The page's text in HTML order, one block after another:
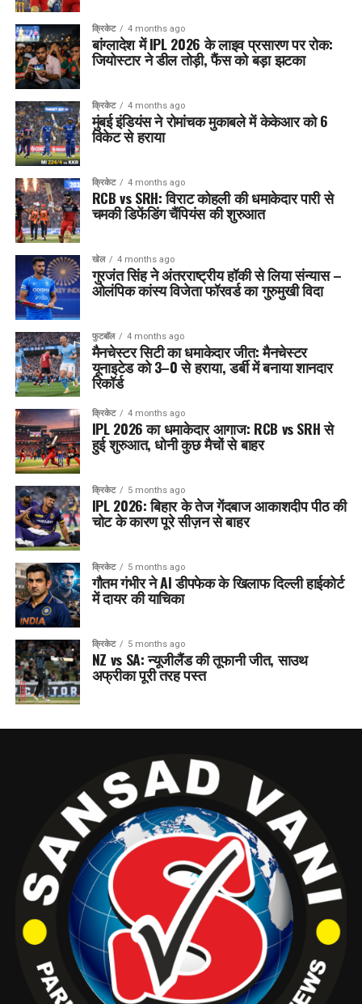
क्रिकेट 4 months ago
बांग्लादेश में IPL 2026 के लाइव प्रसारण पर रोक:
जियोस्टार ने डील तोड़ी, फैंस को बड़ा झटका
क्रिकेट 4 months ago
मुंबई इंडियंस ने रोमांचक मुकाबले में केकेआर को 6
विकेट से हराया
क्रिकेट 4 months ago
RCB vs SRH: विराट कोहली की धमाकेदार पारी से
चमकी डिफेंडिंग चैंपियंस की शुरुआत
खेल 4 months ago
गुरजंत सिंह ने अंतरराष्ट्रीय हॉकी से लिया संन्यास –
ओलंपिक कांस्य विजेता फॉरवर्ड का गुरुमुखी विदा
फुटबॉल 4 months ago
मैनचेस्टर सिटी का धमाकेदार जीत: मैनचेस्टर
यूनाइटेड को 3–0 से हराया, डर्बी में बनाया शानदार
रिकॉर्ड
क्रिकेट 4 months ago
IPL 2026 का धमाकेदार आगाज: RCB vs SRH से
हुई शुरुआत, धोनी कुछ मैचों से बाहर
क्रिकेट 5 months ago
IPL 2026: बिहार के तेज गेंदबाज आकाशदीप पीठ की
चोट के कारण पूरे सीज़न से बाहर
क्रिकेट 5 months ago
गौतम गंभीर ने AI डीपफेक के खिलाफ दिल्ली हाईकोर्ट
में दायर की याचिका
क्रिकेट 5 months ago
NZ vs SA: न्यूजीलैंड की तूफानी जीत, साउथ
अफ्रीका पूरी तरह पस्त